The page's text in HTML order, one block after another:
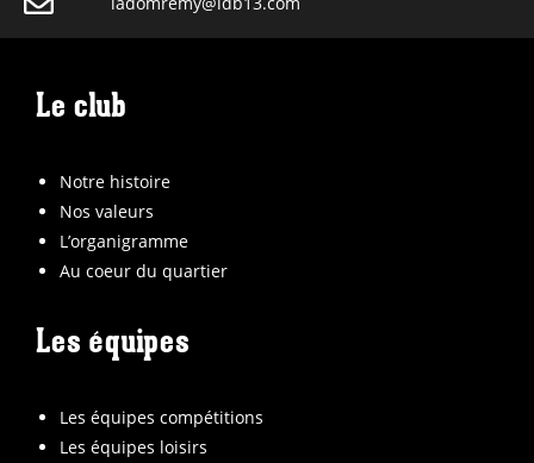
Le club
Notre histoire
Nos valeurs
L’organigramme
Au coeur du quartier
Les équipes
Les équipes compétitions
Les équipes loisirs